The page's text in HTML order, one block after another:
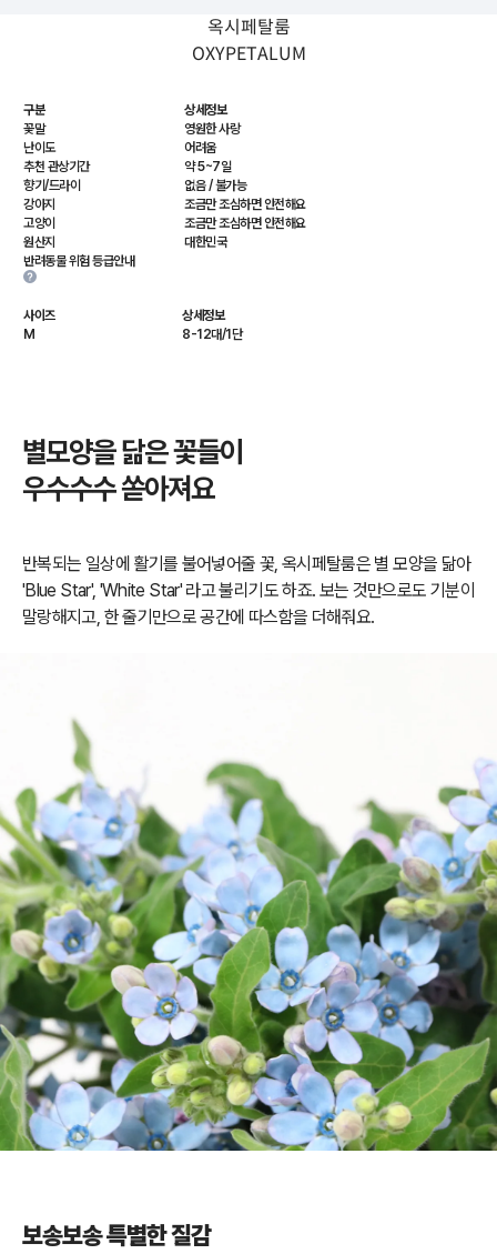
옥시페탈룸
OXYPETALUM
구분
상세정보
꽃말
영원한 사랑
난이도
어려움
추천 관상기간
약 5~7일
향기/드라이
없음 / 불가능
강아지
조금만 조심하면 안전해요
고양이
조금만 조심하면 안전해요
원산지
대한민국
반려동물 위험 등급안내
사이즈
상세정보
M
8-12대/1단
별모양을 닮은 꽃들이
우수수수 쏟아져요
반복되는 일상에 활기를 불어넣어줄 꽃, 옥시페탈룸은 별 모양을 닮아
'Blue Star', 'White Star' 라고 불리기도 하죠. 보는 것만으로도 기분이
말랑해지고, 한 줄기만으로 공간에 따스함을 더해줘요.
보송보송 특별한 질감